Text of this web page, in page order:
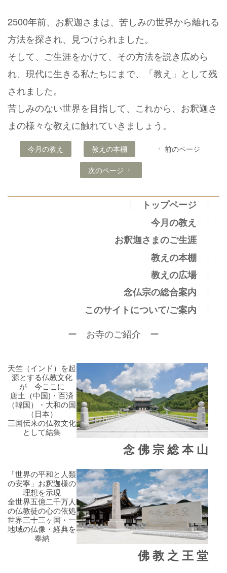
2500年前、お釈迦さまは、苦しみの世界から離れる
方法を探され、見つけられました。
そして、ご生涯をかけて、その方法を説き広めら
れ、現代に生きる私たちにまで、「教え」として残
されました。
苦しみのない世界を目指して、これから、お釈迦さ
まの様々な教えに触れていきましょう。
今月の教え 教えの本棚 前のページ
次のページ
トップページ
今月の教え
お釈迦さまのご生涯
教えの本棚
教えの広場
念仏宗の総合案内
このサイトについて/ご案内
ー お寺のご紹介 ー
念 佛 宗 総 本 山
天竺（インド）を起
源とする仏教文化
が 今ここに
唐土（中国)・百済
（韓国）・大和の国
（日本）
三国伝来の仏教文化
として結集
佛 教 之 王 堂
「世界の平和と人類
の安寧」お釈迦様の
理想を示現
全世界五億二千万人
の仏教徒の心の依処
世界三十三ヶ国・一
地域の仏像・経典を
奉納